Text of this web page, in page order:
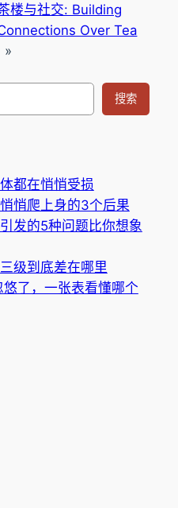
楼与社交: Building
Over Tea
»
搜索
都在悄悄受损
悄爬上身的3个后果
发的5种问题比你想象
级到底差在哪里
了，一张表看懂哪个